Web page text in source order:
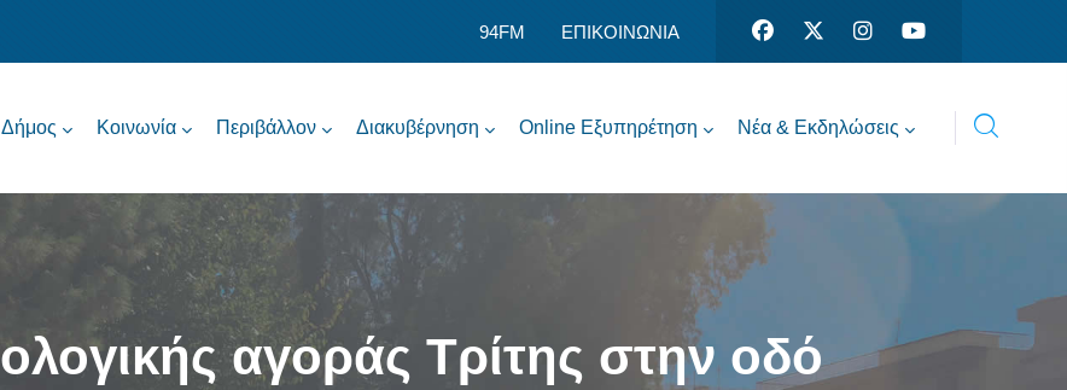
94FM ΕΠΙΚΟΙΝΩΝΙΑ
Δήμος Κοινωνία Περιβάλλον Διακυβέρνηση Online Εξυπηρέτηση Νέα & Εκδηλώσεις
αγοράς Τρίτης στην οδό